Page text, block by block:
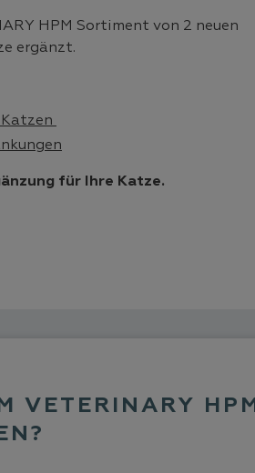
HPM Sortiment von 2 neuen
ergänzt.
für Ihre Katze.
VETERINARY HPM